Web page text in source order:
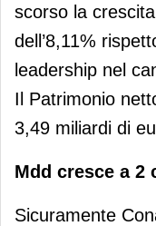
scorso la
dell’8,11%
leadership nel
Il Patrimonio
3,49 miliardi di
Mdd cresce a 2
Sicuramente